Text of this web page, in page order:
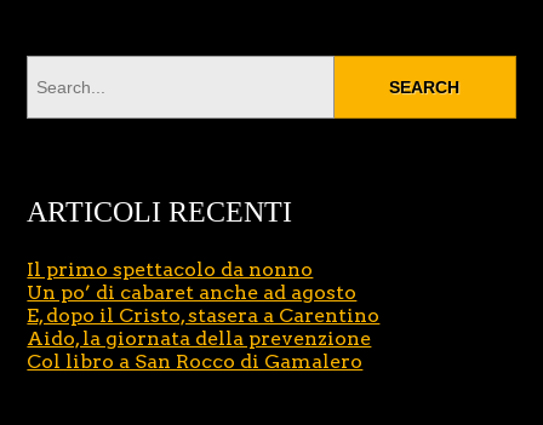
ARTICOLI RECENTI
Il primo spettacolo da nonno
Un po’ di cabaret anche ad agosto
E, dopo il Cristo, stasera a Carentino
Aido, la giornata della prevenzione
Col libro a San Rocco di Gamalero